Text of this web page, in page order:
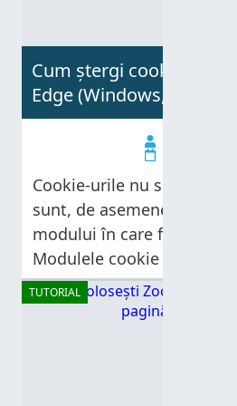
Cum ștergi cookie-urile
Edge (Windows, Android,
Cookie-urile nu sunt doar
sunt, de asemenea, o
modului în care
Modulele cookie din
fragmente de text, pe care
folosesc pentru a stoca
TUTORIAL